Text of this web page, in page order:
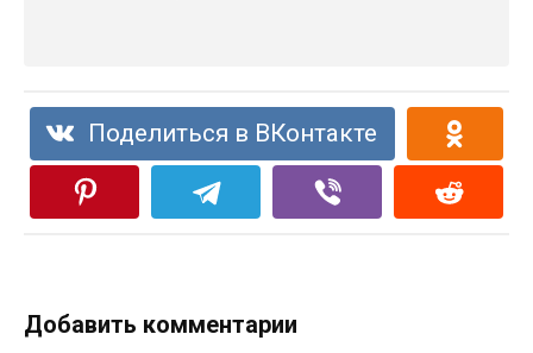
Поделиться в ВКонтакте
Добавить комментарии